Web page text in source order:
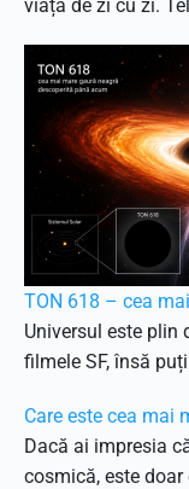
viața de zi cu zi.
TON 618 – cea
Universul este plin
filmele SF, însă
Care este cea mai
Dacă ai impresia
cosmică, este doar